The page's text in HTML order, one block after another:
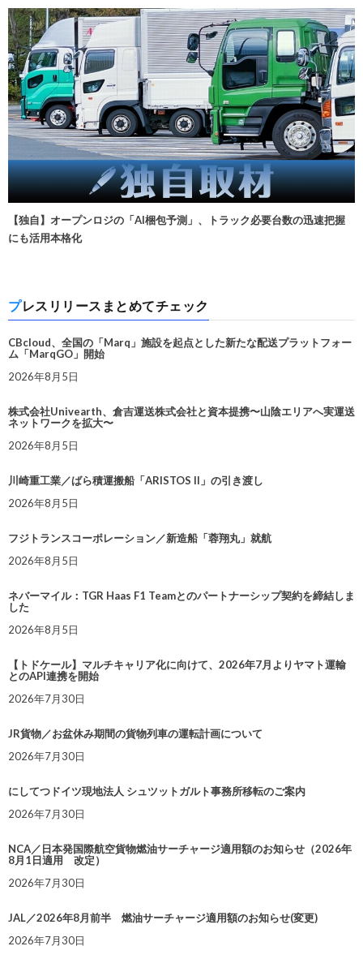
【独自】オープンロジの「AI梱包予測」、トラック必要台数の迅速把握
にも活用本格化
プレスリリースまとめてチェック
CBcloud、全国の「Marq」施設を起点とした新たな配送プラットフォー
ム「MarqGO」開始
2026年8月5日
株式会社Univearth、倉吉運送株式会社と資本提携〜山陰エリアへ実運送
ネットワークを拡大〜
2026年8月5日
川崎重工業／ばら積運搬船「ARISTOS II」の引き渡し
2026年8月5日
フジトランスコーポレーション／新造船「蓉翔丸」就航
2026年8月5日
ネバーマイル：TGR Haas F1 Teamとのパートナーシップ契約を締結しま
した
2026年8月5日
【トドケール】マルチキャリア化に向けて、2026年7月よりヤマト運輸
とのAPI連携を開始
2026年7月30日
JR貨物／お盆休み期間の貨物列車の運転計画について
2026年7月30日
にしてつドイツ現地法人 シュツットガルト事務所移転のご案内
2026年7月30日
NCA／日本発国際航空貨物燃油サーチャージ適用額のお知らせ（2026年
8月1日適用 改定）
2026年7月30日
JAL／2026年8月前半 燃油サーチャージ適用額のお知らせ(変更)
2026年7月30日